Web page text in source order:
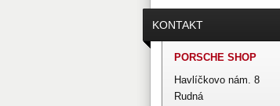
KONTAKT
PORSCHE SHOP
Havlíčkovo nám. 8
Rudná